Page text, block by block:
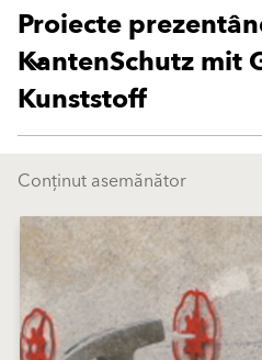
Proiecte
KantenSchutz mit
Kunststoff
Conținut asemănător